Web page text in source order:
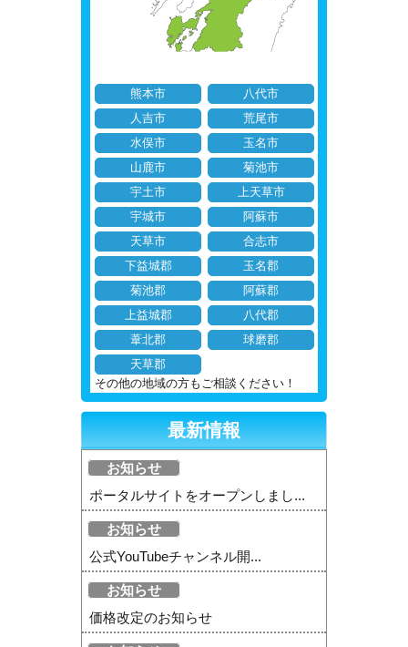
熊本市
八代市
人吉市
荒尾市
水俣市
玉名市
山鹿市
菊池市
宇土市
上天草市
宇城市
阿蘇市
天草市
合志市
下益城郡
玉名郡
菊池郡
阿蘇郡
上益城郡
八代郡
葦北郡
球磨郡
天草郡
その他の地域の方もご相談ください！
最新情報
お知らせ
ポータルサイトをオープンしまし...
お知らせ
公式YouTubeチャンネル開...
お知らせ
価格改定のお知らせ